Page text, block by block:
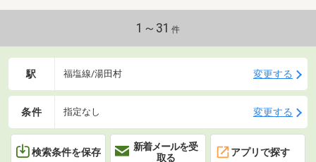
1～31 件
駅 福塩線/湯田村 変更する
条件 指定なし 変更する
検索条件を保存
新着メールを受
取る
アプリで探す